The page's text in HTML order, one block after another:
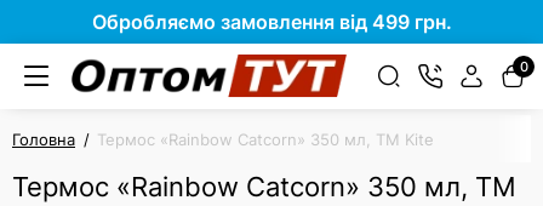
Обробляємо замовлення від 499 грн.
0
Головна Термос «Rainbow Catcorn» 350 мл, TM Kite
Термос «Rainbow Catcorn» 350 мл, TM